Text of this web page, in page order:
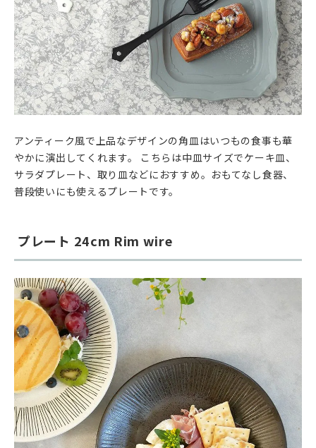
アンティーク風で上品なデザインの角皿はいつもの食事も華
やかに演出してくれます。 こちらは中皿サイズでケーキ皿、
サラダプレート、取り皿などにおすすめ。おもてなし食器、
普段使いにも使えるプレートです。
プレート 24cm Rim wire